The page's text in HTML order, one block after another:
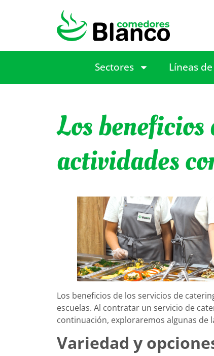
Sectores Líneas
Los
actividades
Los beneficios de los servicios de
escuelas. Al contratar un servicio de
continuación, exploraremos algunas de
Variedad y